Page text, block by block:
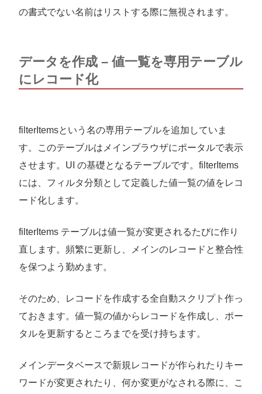
の書式でない名前はリストする際に無視されます。
データを作成 – 値一覧を専用テーブル
にレコード化
filterItemsという名の専用テーブルを追加していま
す。このテーブルはメインブラウザにポータルで表示
させます。UI の基礎となるテーブルです。filterItems
には、フィルタ分類として定義した値一覧の値をレコ
ード化します。
filterItems テーブルは値一覧が変更されるたびに作り
直します。頻繁に更新し、メインのレコードと整合性
を保つよう勤めます。
そのため、レコードを作成する全自動スクリプト作っ
ておきます。値一覧の値からレコードを作成し、ポー
タルを更新するところまでを受け持ちます。
メインデータベースで新規レコードが作られたりキー
ワードが変更されたり、何か変更がなされる際に、こ